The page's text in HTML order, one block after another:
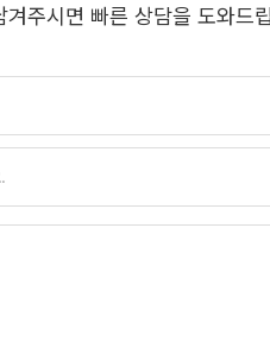
주시면 빠른 상담을 도와드